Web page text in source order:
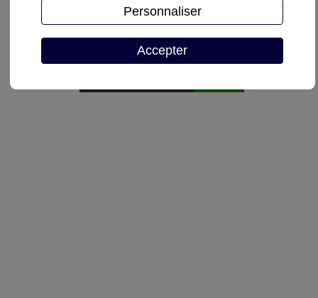
Demande de devis
Accepter
Personnaliser